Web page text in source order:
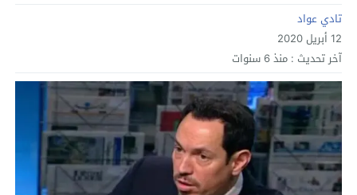
تادي عواد
12 أبريل 2020
آخر تحديث : منذ 6 سنوات